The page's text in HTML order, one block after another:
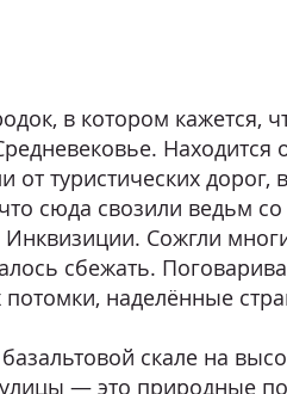
в котором кажется,
Находится
от туристических дорог,
сюда свозили ведьм со
Сожгли
сбежать.
потомки, наделённые
скале на
— это природные